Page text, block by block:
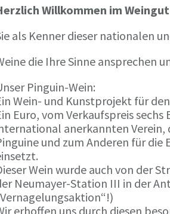
Willkommen im
als Kenner dieser nationalen
die Ihre Sinne ansprechen
Pinguin-Wein:
Wein- und Kunstprojekt für
Euro, vom Verkaufspreis
anerkannten Verein,
und zum Anderen für die
Wein wurde auch von der
Neumayer-Station III in der
erhoffen uns durch diesen